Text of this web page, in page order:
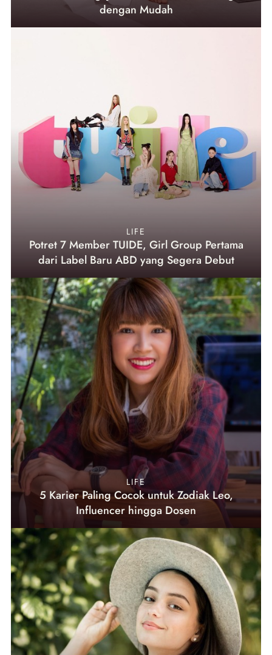
dengan Mudah
LIFE
Potret 7 Member TUIDE, Girl Group Pertama
dari Label Baru ABD yang Segera Debut
LIFE
5 Karier Paling Cocok untuk Zodiak Leo,
Influencer hingga Dosen